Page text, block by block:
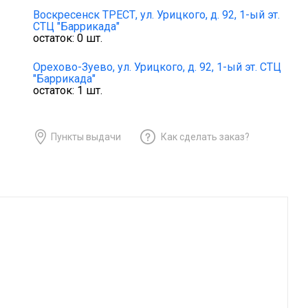
Воскресенск ТРЕСТ, ул. Урицкого, д. 92, 1-ый эт.
СТЦ "Баррикада"
остаток: 0 шт.
Орехово-Зуево, ул. Урицкого, д. 92, 1-ый эт. СТЦ
"Баррикада"
остаток: 1 шт.
Пункты выдачи Как сделать заказ?